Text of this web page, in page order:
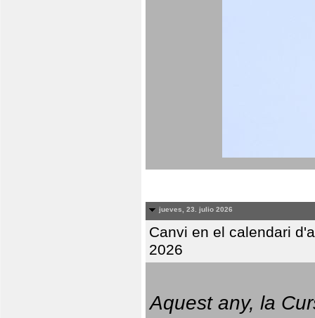
jueves, 23. julio 2026
Canvi en el calendari
2026
Aquest any, la